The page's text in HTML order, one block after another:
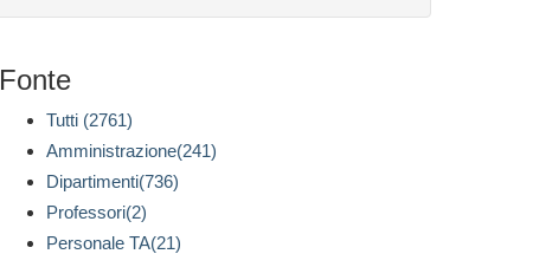
Fonte
Tutti (2761)
Amministrazione(241)
Dipartimenti(736)
Professori(2)
Personale TA(21)